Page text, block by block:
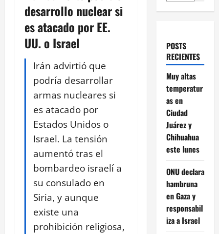
desarrollo nuclear si
es atacado por EE.
UU. o Israel
Irán advirtió que
podría desarrollar
armas nucleares si
es atacado por
Estados Unidos o
Israel. La tensión
aumentó tras el
bombardeo israelí a
su consulado en
Siria, y aunque
existe una
prohibición religiosa,
POSTS
RECIENTES
Muy altas
temperatur
as en
Ciudad
Juárez y
Chihuahua
este lunes
ONU declara
hambruna
en Gaza y
responsabil
iza a Israel